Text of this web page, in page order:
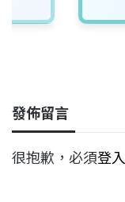
發佈留言
很抱歉，必須登入